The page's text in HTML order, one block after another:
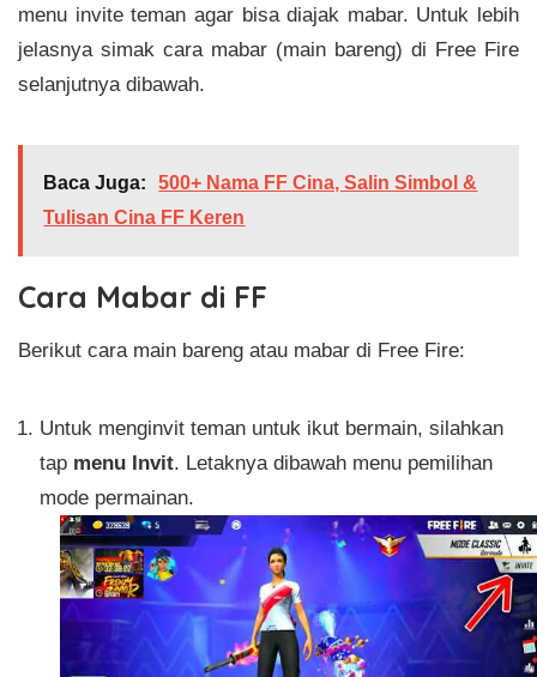
menu invite teman agar bisa diajak mabar. Untuk lebih
jelasnya simak cara mabar (main bareng) di Free Fire
selanjutnya dibawah.
Baca Juga:
500+ Nama FF Cina, Salin Simbol &
Tulisan Cina FF Keren
Cara Mabar di FF
Berikut cara main bareng atau mabar di Free Fire:
Untuk menginvit teman untuk ikut bermain, silahkan
tap menu Invit. Letaknya dibawah menu pemilihan
mode permainan.